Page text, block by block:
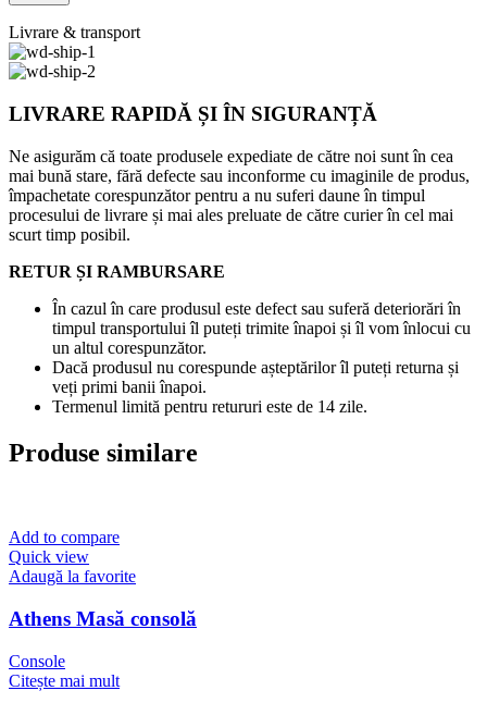
Livrare & transport
LIVRARE RAPIDĂ ȘI ÎN SIGURANȚĂ
Ne asigurăm că toate produsele expediate de către noi sunt în cea
mai bună stare, fără defecte sau inconforme cu imaginile de produs,
împachetate corespunzător pentru a nu suferi daune în timpul
procesului de livrare și mai ales preluate de către curier în cel mai
scurt timp posibil.
RETUR ȘI RAMBURSARE
În cazul în care produsul este defect sau suferă deteriorări în
timpul transportului îl puteți trimite înapoi și îl vom înlocui cu
un altul corespunzător.
Dacă produsul nu corespunde așteptărilor îl puteți returna și
veți primi banii înapoi.
Termenul limită pentru retururi este de 14 zile.
Produse similare
Add to compare
Quick view
Adaugă la favorite
Athens Masă consolă
Console
Citește mai mult